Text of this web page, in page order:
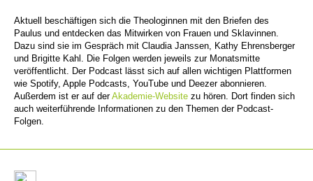
Aktuell beschäftigen sich die Theologinnen mit den Briefen des
Paulus und entdecken das Mitwirken von Frauen und Sklavinnen.
Dazu sind sie im Gespräch mit Claudia Janssen, Kathy Ehrensberger
und Brigitte Kahl. Die Folgen werden jeweils zur Monatsmitte
veröffentlicht. Der Podcast lässt sich auf allen wichtigen Plattformen
wie Spotify, Apple Podcasts, YouTube und Deezer abonnieren.
Außerdem ist er auf derAkademie-Website zu hören. Dort finden sich
auch weiterführende Informationen zu den Themen der Podcast-
Folgen.